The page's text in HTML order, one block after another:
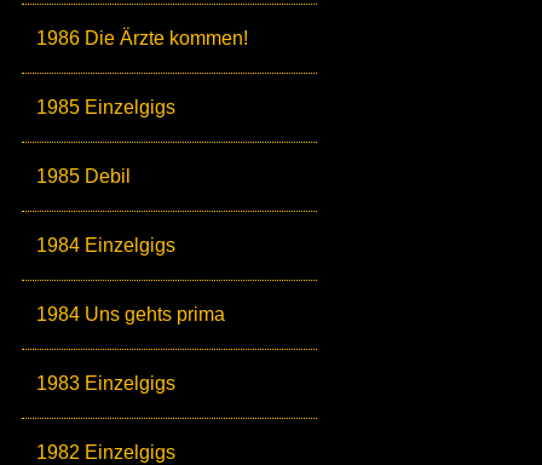
1986 Die Ärzte kommen!
1985 Einzelgigs
1985 Debil
1984 Einzelgigs
1984 Uns gehts prima
1983 Einzelgigs
1982 Einzelgigs